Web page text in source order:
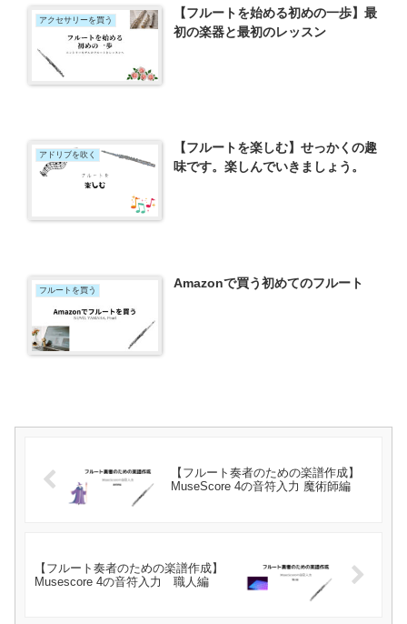
アクセサリーを買う
【フルートを始める初めの一歩】最
初の楽器と最初のレッスン
アドリブを吹く
【フルートを楽しむ】せっかくの趣
味です。楽しんでいきましょう。
フルートを買う Amazonで買う初めてのフルート
【フルート奏者のための楽譜作成】
MuseScore 4の音符入力 魔術師編
【フルート奏者のための楽譜作成】
Musescore 4の音符入力 職人編